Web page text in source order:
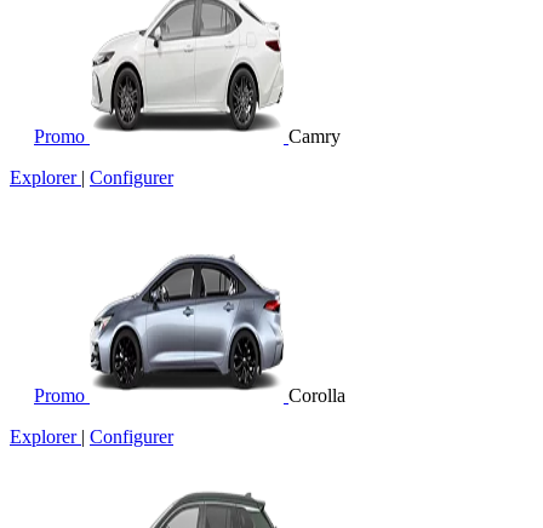
Promo
Camry
Explorer | Configurer
Promo
Corolla
Explorer | Configurer